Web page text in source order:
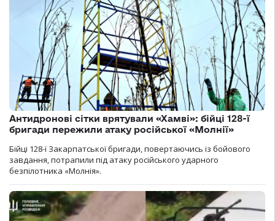
Антидронові сітки врятували «Хамві»: бійці 128-ї
бригади пережили атаку російської «Молнії»
Бійці 128-ї Закарпатської бригади, повертаючись із бойового
завдання, потрапили під атаку російського ударного
безпілотника «Молнія».